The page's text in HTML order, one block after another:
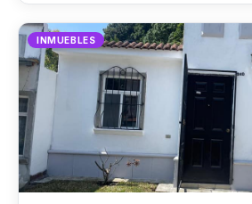
INMUEBLES